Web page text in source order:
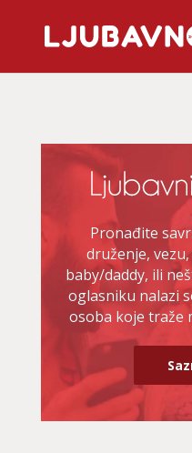
Pronađite
druženje,
baby/daddy, ili
oglasniku nalazi
osoba koje traže